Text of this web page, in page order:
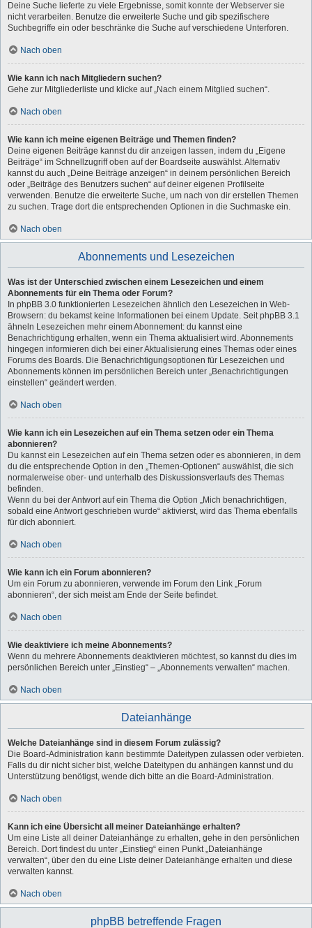
Deine Suche lieferte zu viele Ergebnisse, somit konnte der Webserver sie
nicht verarbeiten. Benutze die erweiterte Suche und gib spezifischere
Suchbegriffe ein oder beschränke die Suche auf verschiedene Unterforen.
Nach oben
Wie kann ich nach Mitgliedern suchen?
Gehe zur Mitgliederliste und klicke auf „Nach einem Mitglied suchen“.
Nach oben
Wie kann ich meine eigenen Beiträge und Themen finden?
Deine eigenen Beiträge kannst du dir anzeigen lassen, indem du „Eigene
Beiträge“ im Schnellzugriff oben auf der Boardseite auswählst. Alternativ
kannst du auch „Deine Beiträge anzeigen“ in deinem persönlichen Bereich
oder „Beiträge des Benutzers suchen“ auf deiner eigenen Profilseite
verwenden. Benutze die erweiterte Suche, um nach von dir erstellen Themen
zu suchen. Trage dort die entsprechenden Optionen in die Suchmaske ein.
Nach oben
Abonnements und Lesezeichen
Was ist der Unterschied zwischen einem Lesezeichen und einem
Abonnements für ein Thema oder Forum?
In phpBB 3.0 funktionierten Lesezeichen ähnlich den Lesezeichen in Web-
Browsern: du bekamst keine Informationen bei einem Update. Seit phpBB 3.1
ähneln Lesezeichen mehr einem Abonnement: du kannst eine
Benachrichtigung erhalten, wenn ein Thema aktualisiert wird. Abonnements
hingegen informieren dich bei einer Aktualisierung eines Themas oder eines
Forums des Boards. Die Benachrichtigungsoptionen für Lesezeichen und
Abonnements können im persönlichen Bereich unter „Benachrichtigungen
einstellen“ geändert werden.
Nach oben
Wie kann ich ein Lesezeichen auf ein Thema setzen oder ein Thema
abonnieren?
Du kannst ein Lesezeichen auf ein Thema setzen oder es abonnieren, in dem
du die entsprechende Option in den „Themen-Optionen“ auswählst, die sich
normalerweise ober- und unterhalb des Diskussionsverlaufs des Themas
befinden.
Wenn du bei der Antwort auf ein Thema die Option „Mich benachrichtigen,
sobald eine Antwort geschrieben wurde“ aktivierst, wird das Thema ebenfalls
für dich abonniert.
Nach oben
Wie kann ich ein Forum abonnieren?
Um ein Forum zu abonnieren, verwende im Forum den Link „Forum
abonnieren“, der sich meist am Ende der Seite befindet.
Nach oben
Wie deaktiviere ich meine Abonnements?
Wenn du mehrere Abonnements deaktivieren möchtest, so kannst du dies im
persönlichen Bereich unter „Einstieg“ – „Abonnements verwalten“ machen.
Nach oben
Dateianhänge
Welche Dateianhänge sind in diesem Forum zulässig?
Die Board-Administration kann bestimmte Dateitypen zulassen oder verbieten.
Falls du dir nicht sicher bist, welche Dateitypen du anhängen kannst und du
Unterstützung benötigst, wende dich bitte an die Board-Administration.
Nach oben
Kann ich eine Übersicht all meiner Dateianhänge erhalten?
Um eine Liste all deiner Dateianhänge zu erhalten, gehe in den persönlichen
Bereich. Dort findest du unter „Einstieg“ einen Punkt „Dateianhänge
verwalten“, über den du eine Liste deiner Dateianhänge erhalten und diese
verwalten kannst.
Nach oben
phpBB betreffende Fragen